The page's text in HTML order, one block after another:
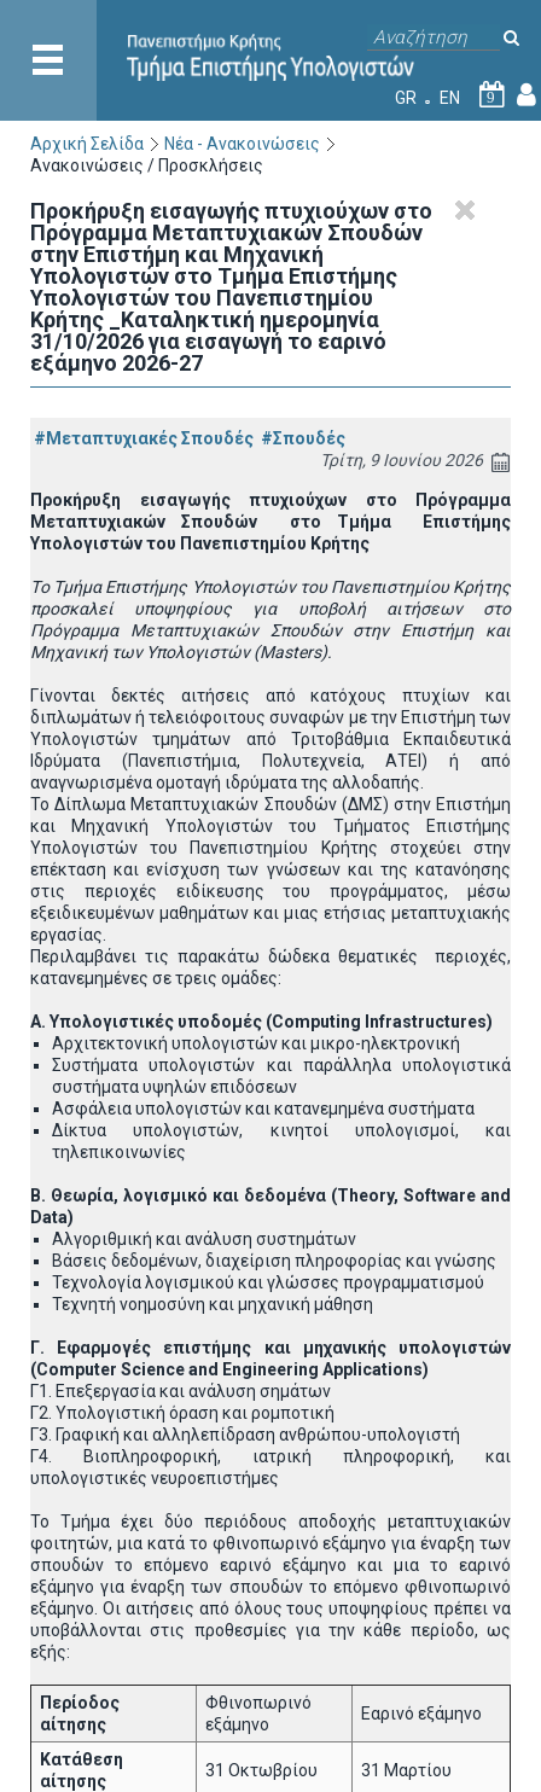
GR EN 9
Αρχική Σελίδα
Νέα - Ανακοινώσεις
Ανακοινώσεις / Προσκλήσεις
Προκήρυξη εισαγωγής πτυχιούχων στo
Πρόγραμμα Μεταπτυχιακών Σπουδών
στην Επιστήμη και Μηχανική
Υπολογιστών στο Τμήμα Eπιστήμης
Υπολογιστών του Πανεπιστημίου
Κρήτης _Καταληκτική ημερομηνία
31/10/2026 για εισαγωγή το εαρινό
εξάμηνο 2026-27
#Μεταπτυχιακές Σπουδές #Σπουδές
Τρίτη, 9 Ιουνίου 2026
Προκήρυξη εισαγωγής πτυχιούχων στo Πρόγραμμα
Μεταπτυχιακών Σπουδών στο Τμήμα
Eπιστήμης
Υπολογιστών του Πανεπιστημίου Κρήτης
Tο Tμήμα Επιστήμης Υπολογιστών του Πανεπιστημίου Κρήτης
προσκαλεί υποψηφίους για υποβολή αιτήσεων στο
Πρόγραμμα Μεταπτυχιακών Σπουδών στην Επιστήμη και
Μηχανική των Υπολογιστών (Masters).
Γίνονται δεκτές αιτήσεις από κατόχους πτυχίων και
διπλωμάτων ή τελειόφοιτους συναφών με την Επιστήμη των
Υπολογιστών τμημάτων από Τριτοβάθμια Εκπαιδευτικά
Ιδρύματα (Πανεπιστήμια, Πολυτεχνεία, ΑΤΕΙ) ή από
αναγνωρισμένα ομοταγή ιδρύματα της αλλοδαπής.
To Δίπλωμα Μεταπτυχιακών Σπουδών (ΔΜΣ) στην Επιστήμη
και Μηχανική Υπολογιστών του Τμήματος Επιστήμης
Υπολογιστών του Πανεπιστημίου Κρήτης στοχεύει στην
επέκταση και ενίσχυση των γνώσεων και της κατανόησης
στις περιοχές ειδίκευσης του προγράμματος, μέσω
εξειδικευμένων μαθημάτων και μιας ετήσιας μεταπτυχιακής
εργασίας.
Περιλαμβάνει τις παρακάτω δώδεκα θεματικές περιοχές,
κατανεμημένες σε τρεις ομάδες:
Α. Υπολογιστικές υποδομές (Computing Infrastructures)
Αρχιτεκτονική υπολογιστών και μικρο-ηλεκτρονική
Συστήματα υπολογιστών και παράλληλα υπολογιστικά
συστήματα υψηλών επιδόσεων
Ασφάλεια υπολογιστών και κατανεμημένα συστήματα
Δίκτυα υπολογιστών, κινητοί υπολογισμοί, και
τηλεπικοινωνίες
Β. Θεωρία, λογισμικό και δεδομένα (Theory, Software and
Data)
Αλγοριθμική και ανάλυση συστημάτων
Βάσεις δεδομένων, διαχείριση πληροφορίας και γνώσης
Τεχνολογία λογισμικού και γλώσσες προγραμματισμού
Τεχνητή νοημοσύνη και μηχανική μάθηση
Γ. Εφαρμογές επιστήμης και μηχανικής υπολογιστών
(Computer Scienceand Engineering Applications)
Γ1. Επεξεργασία και ανάλυση σημάτων
Γ2. Υπολογιστική όραση και ρομποτική
Γ3. Γραφική και αλληλεπίδραση ανθρώπου-υπολογιστή
Γ4. Βιοπληροφορική, ιατρική πληροφορική, και
υπολογιστικές νευροεπιστήμες
Το Τμήμα έχει δύο περιόδους αποδοχής μεταπτυχιακών
φοιτητών, μια κατά το φθινοπωρινό εξάμηνο για έναρξη των
σπουδών το επόμενο εαρινό εξάμηνο και μια το εαρινό
εξάμηνο για έναρξη των σπουδών το επόμενο φθινοπωρινό
εξάμηνο. Οι αιτήσεις από όλους τους υποψηφίους πρέπει να
υποβάλλονται στις προθεσμίες για την κάθε περίοδο, ως
εξής:
Περίοδος
αίτησης
Φθινοπωρινό
εξάμηνο
Εαρινό εξάμηνο
Κατάθεση
αίτησης
31 Οκτωβρίου 31 Μαρτίου